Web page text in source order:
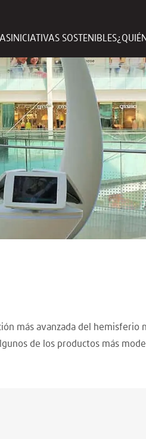
INICIATIVAS SOSTENIBLES
más avanzada del
de los productos más